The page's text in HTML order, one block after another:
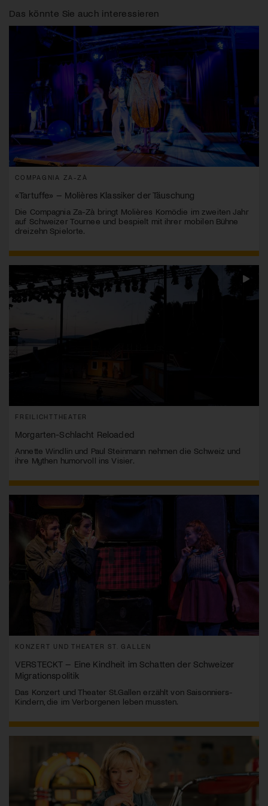
Das könnte Sie auch interessieren
COMPAGNIA ZA-ZÀ
«Tartuffe» – Molières Klassiker der Täuschung
Die Compagnia Za-Zà bringt Molières Komödie im zweiten Jahr
auf Schweizer Tournee und bespielt mit ihrer mobilen Bühne
dreizehn Spielorte.
FREILICHTTHEATER
Morgarten-Schlacht Reloaded
Annette Windlin und Paul Steinmann nehmen die Schweiz und
ihre Mythen humorvoll ins Visier.
KONZERT UND THEATER ST. GALLEN
VERSTECKT – Eine Kindheit im Schatten der Schweizer
Migrationspolitik
Das Konzert und Theater St.Gallen erzählt von Saisonniers-
Kindern, die im Verborgenen leben mussten.